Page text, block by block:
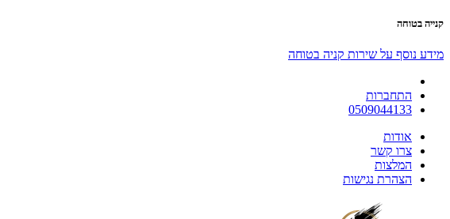
קנייה בטוחה
מידע נוסף על שירות קניה בטוחה
התחברות
0509044133
אודות
צרו קשר
המלצות
הצהרת נגישות